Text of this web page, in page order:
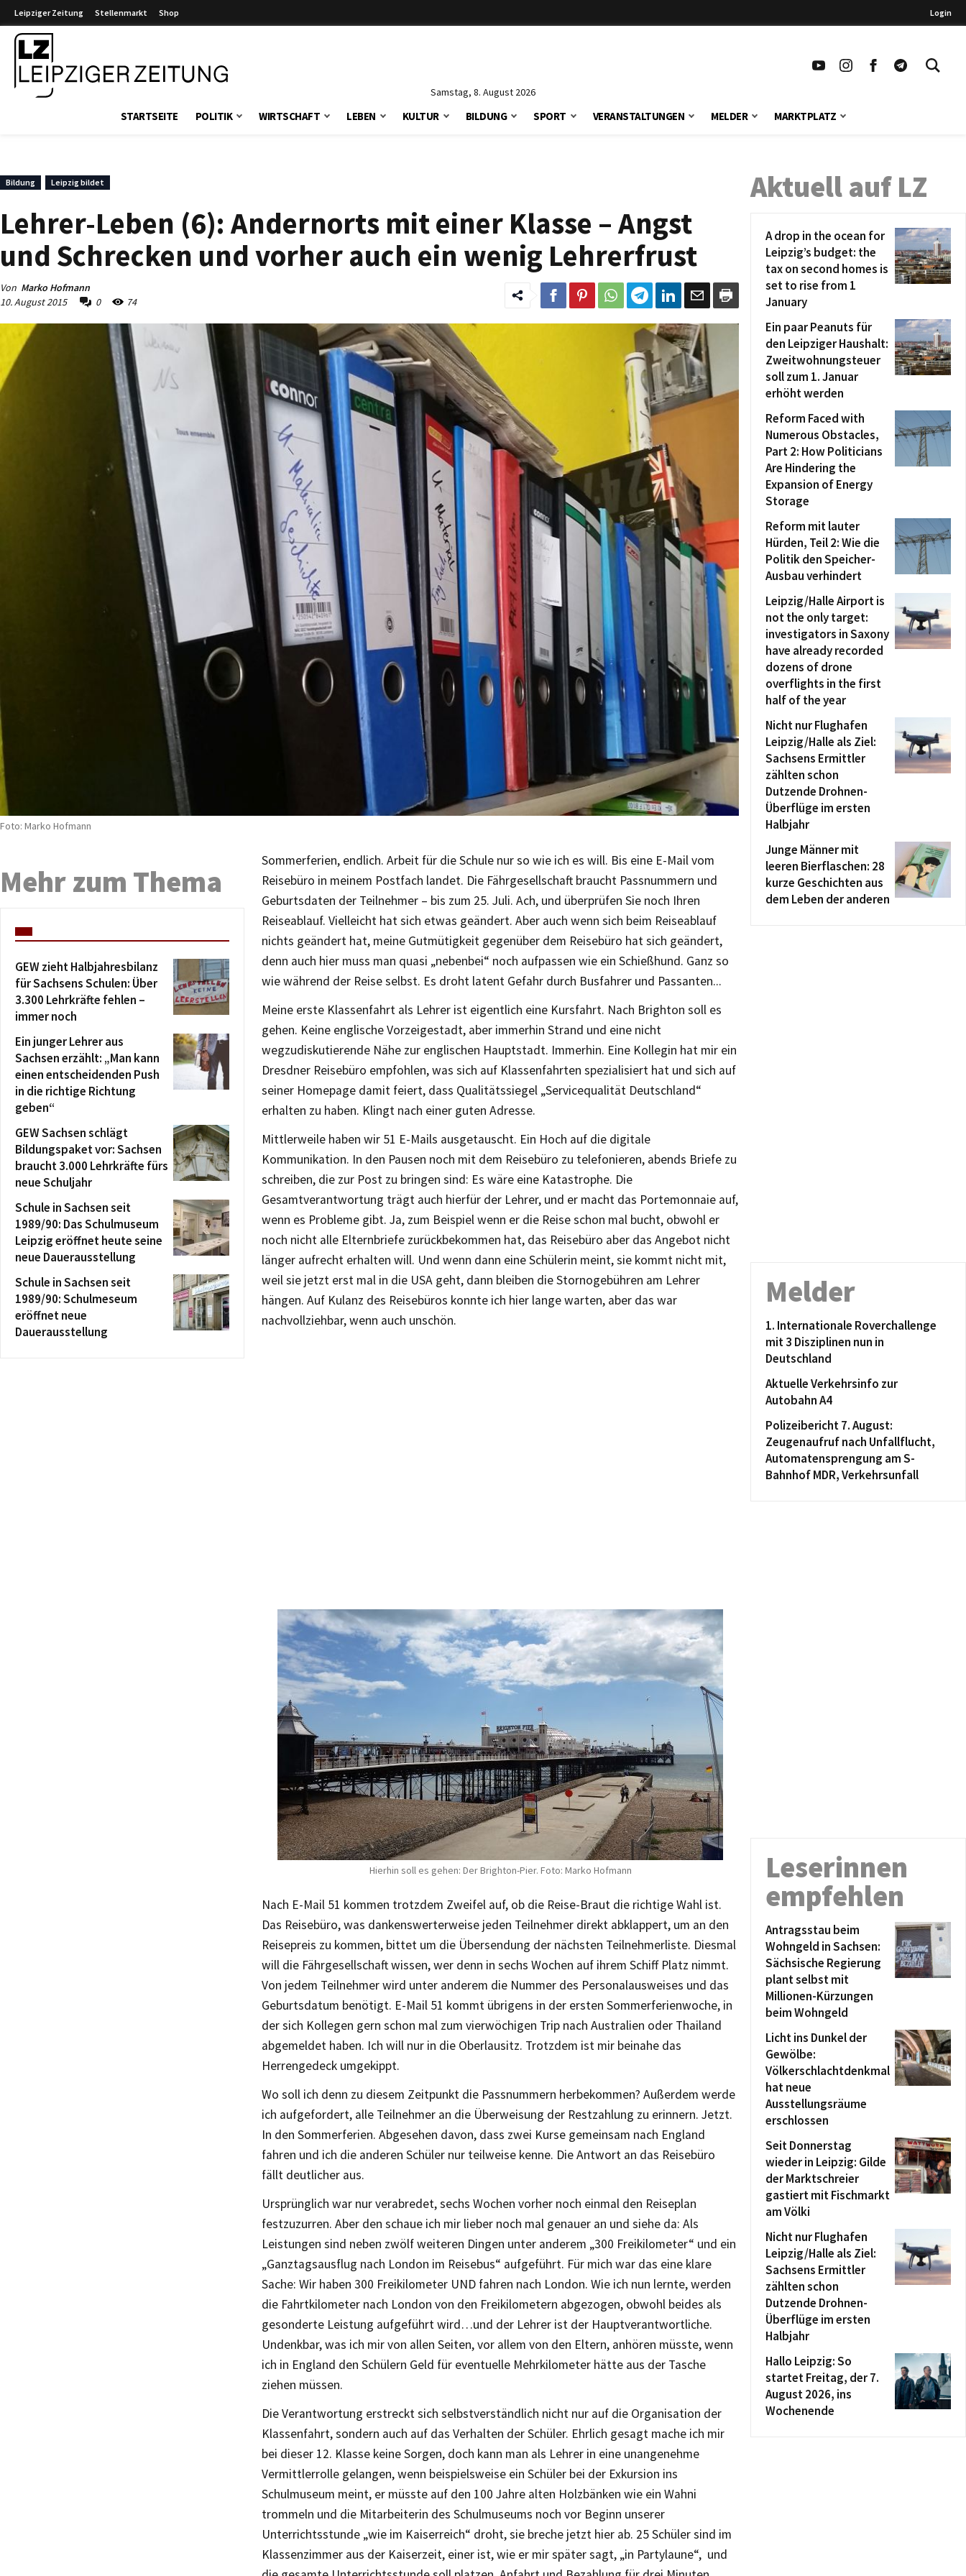
Leipziger Zeitung Stellenmarkt Shop Login
Samstag, 8. August 2026
STARTSEITE POLITIK WIRTSCHAFT LEBEN KULTUR BILDUNG SPORT VERANSTALTUNGEN MELDER MARKTPLATZ
Bildung Leipzig bildet
Lehrer-Leben (6): Andernorts mit einer Klasse – Angst
und Schrecken und vorher auch ein wenig Lehrerfrust
Von Marko Hofmann
10. August 2015
0 74
Foto: Marko Hofmann
Sommerferien, endlich. Arbeit für die Schule nur so wie ich es will. Bis eine E-Mail vom
Reisebüro in meinem Postfach landet. Die Fährgesellschaft braucht Passnummern und
Geburtsdaten der Teilnehmer – bis zum 25. Juli. Ach, und überprüfen Sie noch Ihren
Reiseablauf. Vielleicht hat sich etwas geändert. Aber auch wenn sich beim Reiseablauf
nichts geändert hat, meine Gutmütigkeit gegenüber dem Reisebüro hat sich geändert,
denn auch hier muss man quasi „nebenbei“ noch aufpassen wie ein Schießhund. Ganz so
wie während der Reise selbst. Es droht latent Gefahr durch Busfahrer und Passanten...
Meine erste Klassenfahrt als Lehrer ist eigentlich eine Kursfahrt. Nach Brighton soll es
gehen. Keine englische Vorzeigestadt, aber immerhin Strand und eine nicht
wegzudiskutierende Nähe zur englischen Hauptstadt. Immerhin. Eine Kollegin hat mir ein
Dresdner Reisebüro empfohlen, was sich auf Klassenfahrten spezialisiert hat und sich auf
seiner Homepage damit feiert, dass Qualitätssiegel „Servicequalität Deutschland“
erhalten zu haben. Klingt nach einer guten Adresse.
Mittlerweile haben wir 51 E-Mails ausgetauscht. Ein Hoch auf die digitale
Kommunikation. In den Pausen noch mit dem Reisebüro zu telefonieren, abends Briefe zu
schreiben, die zur Post zu bringen sind: Es wäre eine Katastrophe. Die
Gesamtverantwortung trägt auch hierfür der Lehrer, und er macht das Portemonnaie auf,
wenn es Probleme gibt. Ja, zum Beispiel wenn er die Reise schon mal bucht, obwohl er
noch nicht alle Elternbriefe zurückbekommen hat, das Reisebüro aber das Angebot nicht
länger aufrecht erhalten will. Und wenn dann eine Schülerin meint, sie kommt nicht mit,
weil sie jetzt erst mal in die USA geht, dann bleiben die Stornogebühren am Lehrer
hängen. Auf Kulanz des Reisebüros konnte ich hier lange warten, aber das war
nachvollziehbar, wenn auch unschön.
Hierhin soll es gehen: Der Brighton-Pier. Foto: Marko Hofmann
Nach E-Mail 51 kommen trotzdem Zweifel auf, ob die Reise-Braut die richtige Wahl ist.
Das Reisebüro, was dankenswerterweise jeden Teilnehmer direkt abklappert, um an den
Reisepreis zu kommen, bittet um die Übersendung der nächsten Teilnehmerliste. Diesmal
will die Fährgesellschaft wissen, wer denn in sechs Wochen auf ihrem Schiff Platz nimmt.
Von jedem Teilnehmer wird unter anderem die Nummer des Personalausweises und das
Geburtsdatum benötigt. E-Mail 51 kommt übrigens in der ersten Sommerferienwoche, in
der sich Kollegen gern schon mal zum vierwöchigen Trip nach Australien oder Thailand
abgemeldet haben. Ich will nur in die Oberlausitz. Trotzdem ist mir beinahe das
Herrengedeck umgekippt.
Wo soll ich denn zu diesem Zeitpunkt die Passnummern herbekommen? Außerdem werde
ich aufgefordert, alle Teilnehmer an die Überweisung der Restzahlung zu erinnern. Jetzt.
In den Sommerferien. Abgesehen davon, dass zwei Kurse gemeinsam nach England
fahren und ich die anderen Schüler nur teilweise kenne. Die Antwort an das Reisebüro
fällt deutlicher aus.
Ursprünglich war nur verabredet, sechs Wochen vorher noch einmal den Reiseplan
festzuzurren. Aber den schaue ich mir lieber noch mal genauer an und siehe da: Als
Leistungen sind neben zwölf weiteren Dingen unter anderem „300 Freikilometer“ und ein
„Ganztagsausflug nach London im Reisebus“ aufgeführt. Für mich war das eine klare
Sache: Wir haben 300 Freikilometer UND fahren nach London. Wie ich nun lernte, werden
die Fahrtkilometer nach London von den Freikilometern abgezogen, obwohl beides als
gesonderte Leistung aufgeführt wird…und der Lehrer ist der Hauptverantwortliche.
Undenkbar, was ich mir von allen Seiten, vor allem von den Eltern, anhören müsste, wenn
ich in England den Schülern Geld für eventuelle Mehrkilometer hätte aus der Tasche
ziehen müssen.
Die Verantwortung erstreckt sich selbstverständlich nicht nur auf die Organisation der
Klassenfahrt, sondern auch auf das Verhalten der Schüler. Ehrlich gesagt mache ich mir
bei dieser 12. Klasse keine Sorgen, doch kann man als Lehrer in eine unangenehme
Vermittlerrolle gelangen, wenn beispielsweise ein Schüler bei der Exkursion ins
Schulmuseum meint, er müsste auf den 100 Jahre alten Holzbänken wie ein Wahni
trommeln und die Mitarbeiterin des Schulmuseums noch vor Beginn unserer
Unterrichtsstunde „wie im Kaiserreich“ droht, sie breche jetzt hier ab. 25 Schüler sind im
Klassenzimmer aus der Kaiserzeit, einer ist, wie er mir später sagt, „in Partylaune“, und
Mehr zum Thema
GEW zieht Halbjahresbilanz
für Sachsens Schulen: Über
3.300 Lehrkräfte fehlen –
immer noch
Ein junger Lehrer aus
Sachsen erzählt: „Man kann
einen entscheidenden Push
in die richtige Richtung
geben“
GEW Sachsen schlägt
Bildungspaket vor: Sachsen
braucht 3.000 Lehrkräfte fürs
neue Schuljahr
Schule in Sachsen seit
1989/90: Das Schulmuseum
Leipzig eröffnet heute seine
neue Dauerausstellung
Schule in Sachsen seit
1989/90: Schulmeseum
eröffnet neue
Dauerausstellung
Aktuell auf LZ
A drop in the ocean for
Leipzig’s budget: the
tax on second homes is
set to rise from 1
January
Ein paar Peanuts für
den Leipziger Haushalt:
Zweitwohnungsteuer
soll zum 1. Januar
erhöht werden
Reform Faced with
Numerous Obstacles,
Part 2: How Politicians
Are Hindering the
Expansion of Energy
Storage
Reform mit lauter
Hürden, Teil 2: Wie die
Politik den Speicher-
Ausbau verhindert
Leipzig/Halle Airport is
not the only target:
investigators in Saxony
have already recorded
dozens of drone
overflights in the first
half of the year
Nicht nur Flughafen
Leipzig/Halle als Ziel:
Sachsens Ermittler
zählten schon
Dutzende Drohnen-
Überflüge im ersten
Halbjahr
Junge Männer mit
leeren Bierflaschen: 28
kurze Geschichten aus
dem Leben der anderen
Melder
1. Internationale Roverchallenge
mit 3 Disziplinen nun in
Deutschland
Aktuelle Verkehrsinfo zur
Autobahn A4
Polizeibericht 7. August:
Zeugenaufruf nach Unfallflucht,
Automatensprengung am S-
Bahnhof MDR, Verkehrsunfall
Leserinnen
empfehlen
Antragsstau beim
Wohngeld in Sachsen:
Sächsische Regierung
plant selbst mit
Millionen-Kürzungen
beim Wohngeld
Licht ins Dunkel der
Gewölbe:
Völkerschlachtdenkmal
hat neue
Ausstellungsräume
erschlossen
Seit Donnerstag
wieder in Leipzig: Gilde
der Marktschreier
gastiert mit Fischmarkt
am Völki
Nicht nur Flughafen
Leipzig/Halle als Ziel:
Sachsens Ermittler
zählten schon
Dutzende Drohnen-
Überflüge im ersten
Halbjahr
Hallo Leipzig: So
startet Freitag, der 7.
August 2026, ins
Wochenende